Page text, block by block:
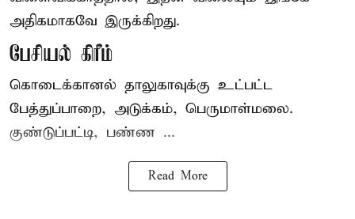
அதிகமாகவே இருக்கிறது.
பேசியல் கிரீம்
கொடைக்கானல் தாலுகாவுக்கு உட்பட்ட
பேத்துப்பாறை, அடுக்கம், பெருமாள்மலை.
குண்டுப்பட்டி, பண்ண ...
Read More